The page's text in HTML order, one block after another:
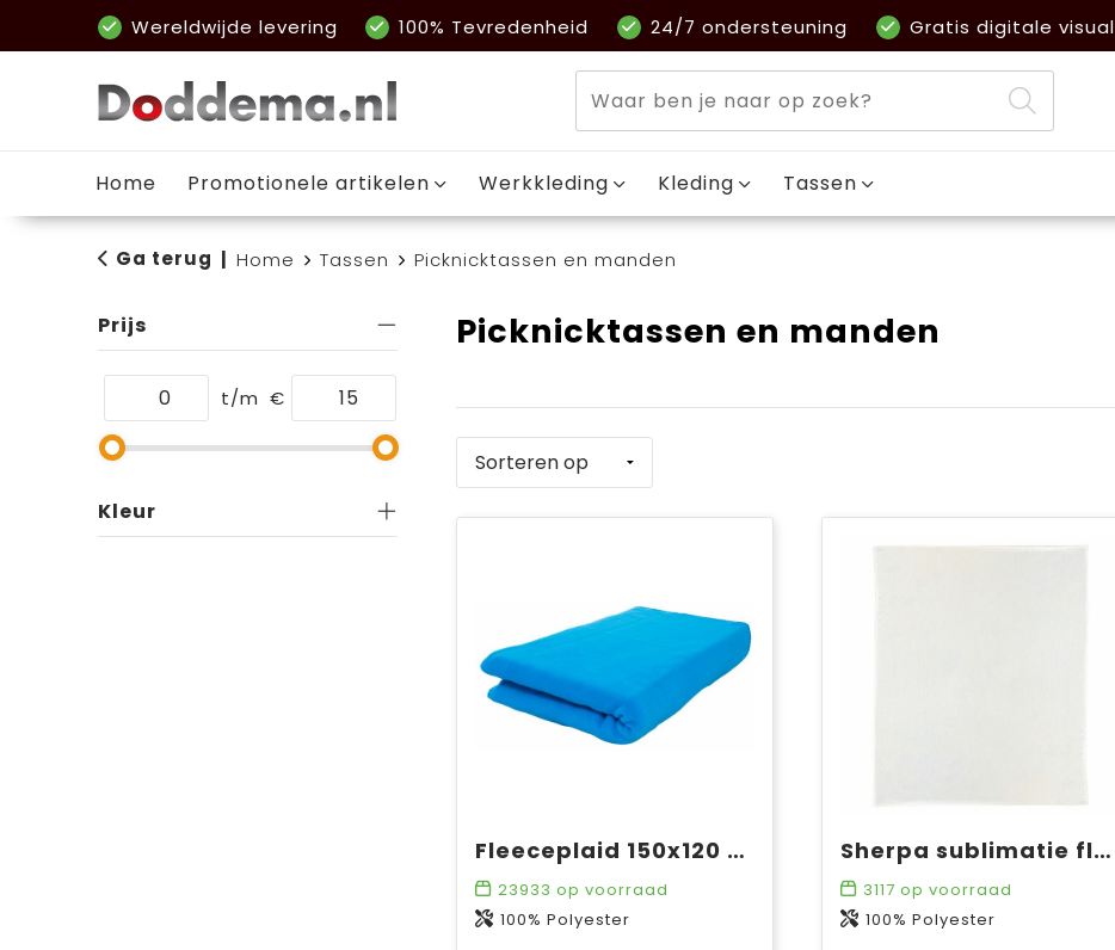
Wereldwijde levering 100% Tevredenheid 24/7 ondersteuning Gratis digitale visual
Home Promotionele artikelen Werkkleding Kleding Tassen
Ga terug Home Tassen Picknicktassen en manden
Prijs
t/m €
Kleur
Picknicktassen en manden
Fleeceplaid 150x120 cm, 250 gr/m²
23933 op voorraad
100% Polyester
Sherpa sublimatie fleeceplaid 150x120 cm, 300 gr/m²
3117 op voorraad
100% Polyester